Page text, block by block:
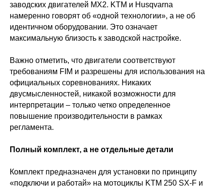
заводских двигателей MX2. KTM и Husqvarna
намеренно говорят об «одной технологии», а не об
идентичном оборудовании. Это означает
максимальную близость к заводской настройке.
Важно отметить, что двигатели соответствуют
требованиям FIM и разрешены для использования на
официальных соревнованиях. Никаких
двусмысленностей, никакой возможности для
интерпретации – только четко определенное
повышение производительности в рамках
регламента.
Полный комплект, а не отдельные детали
Комплект предназначен для установки по принципу
«подключи и работай» на мотоциклы KTM 250 SX-F и